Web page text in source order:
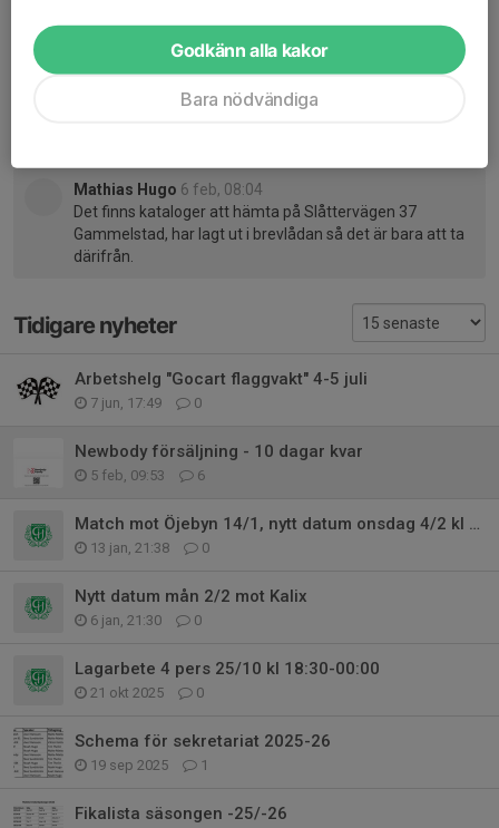
Vi tar gärna en katalog. Kommer de att finnas att hämta
på träning eller ska vi svänga förbi hemma hos er och
Mathias Hugo 6 feb, 08:04
Det finns kataloger att hämta på Slåttervägen 37
Gammelstad, har lagt ut i brevlådan så det är bara att ta
därifrån.
Tidigare nyheter
Arbetshelg "Gocart flaggvakt" 4-5 juli
7 jun, 17:49 0
Newbody försäljning - 10 dagar kvar
5 feb, 09:53 6
Match mot Öjebyn 14/1, nytt datum onsdag 4/2 kl 20.30
13 jan, 21:38 0
Nytt datum mån 2/2 mot Kalix
6 jan, 21:30 0
Lagarbete 4 pers 25/10 kl 18:30-00:00
21 okt 2025 0
Schema för sekretariat 2025-26
19 sep 2025 1
Fikalista säsongen -25/-26
Godkänn alla kakor
Bara nödvändiga